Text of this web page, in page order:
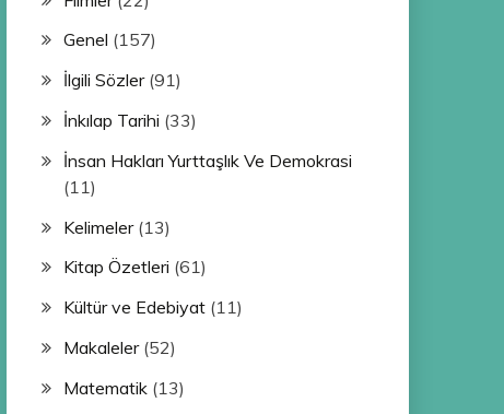
Genel (157)
İlgili Sözler(91)
İnkılap Tarihi (33)
İnsan Hakları Yurttaşlık Ve Demokrasi
(11)
Kelimeler(13)
Kitap Özetleri (61)
Kültür ve Edebiyat(11)
Makaleler(52)
Matematik(13)